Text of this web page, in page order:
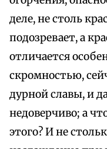
деле, не столь
подозревает, а
отличается
скромностью,
дурной славы, и
недоверчиво; а
этого? И не